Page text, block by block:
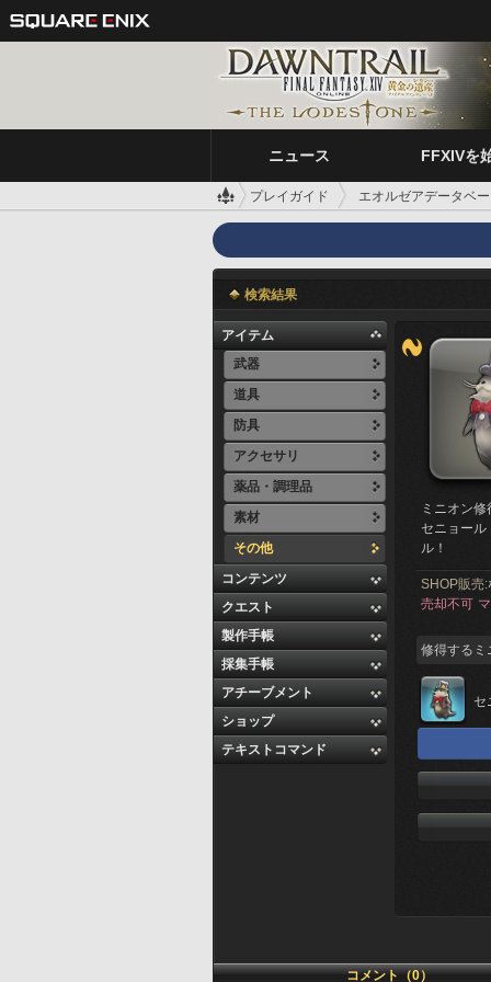
ニュース FFXIVを
プレイガイド エオルゼアデータベ
検索結果
アイテム
武器
道具
防具
アクセサリ
薬品・調理品
素材
その他
コンテンツ
クエスト
製作手帳
採集手帳
アチーブメント
ショップ
テキストコマンド
ミニオン修
セニョー
ル！
SHOP販売:
売却不可
修得するミ
セ
コメント（0）